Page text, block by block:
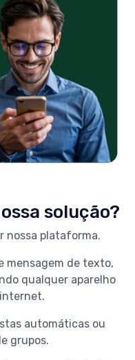
solução?
nossa plataforma.
mensagem de texto,
qualquer aparelho
automáticas ou
grupos.